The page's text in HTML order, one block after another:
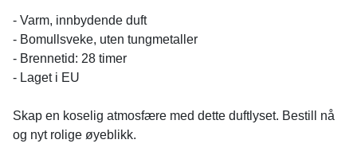
- Varm, innbydende duft
- Bomullsveke, uten tungmetaller
- Brennetid: 28 timer
- Laget i EU
Skap en koselig atmosfære med dette duftlyset. Bestill nå
og nyt rolige øyeblikk.